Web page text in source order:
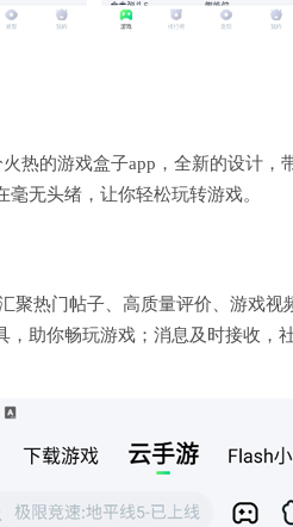
热的游戏盒子app，全新的设计
无头绪，让你轻松玩转游戏。
聚热门帖子、高质量评价、游戏视
，助你畅玩游戏；消息及时接收，